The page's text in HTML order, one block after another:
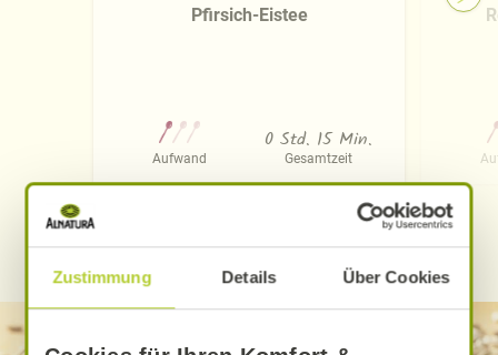
Zustimmung Details Über Cookies
Pfirsich-Eistee
Aufwand
0 Std. 15 Min.
Gesamtzeit
WEITERE ALNATURA REZEPTE FINDEN